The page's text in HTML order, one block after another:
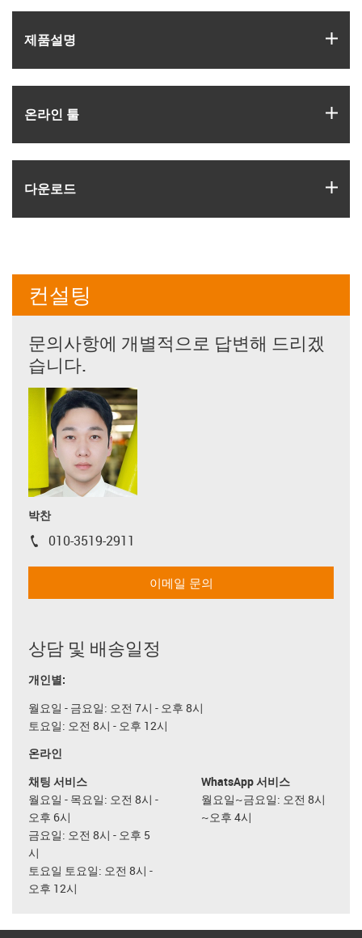
제품­설명
온라인 툴
다운로드
컨설팅
문의사항에 개별적으로 답변해 드리겠
습니다.
박찬
igus-icon-phone
010-3519-2911
이메일 문의
상담 및 배송일정
개인별:
월요일 - 금요일: 오전 7시 - 오후 8시
토요일: 오전 8시 - 오후 12시
온라인
채팅 서비스
월요일 - 목요일: 오전 8시 -
오후 6시
금요일: 오전 8시 - 오후 5
시
토요일 토요일: 오전 8시 -
오후 12시
WhatsApp 서비스
월요일~금요일: 오전 8시
~오후 4시